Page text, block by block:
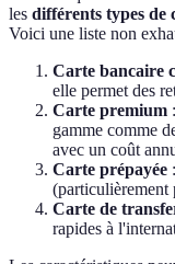
les différents types de
Voici une liste non
Carte bancaire
elle permet des
Carte premium
gamme comme
avec un coût
Carte prépayée
(particulièrement
Carte de
rapides à